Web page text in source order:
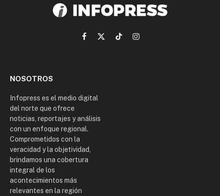
Facebook
X
TikTokInstagram
NOSOTROS
Infopress es el medio digital
del norte que ofrece
noticias, reportajes y análisis
con un enfoque regional.
Comprometidos con la
veracidad y la objetividad,
brindamos una cobertura
integral de los
acontecimientos más
relevantes en la región